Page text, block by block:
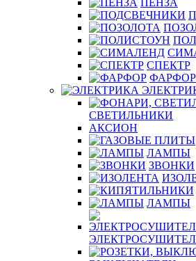
ПЕНЗА
СПЕКТР
ФАРФОР
СВЕТИЛЬНИКИ
АКСИОН
ЛАМПЫ
ЗВОНКИ
ЛАМПЫ